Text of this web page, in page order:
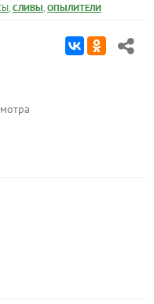
, СЛИВЫ, ОПЫЛИТЕЛИ